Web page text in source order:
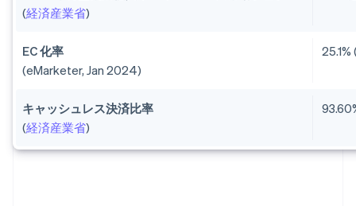
(経済産業省)
EC 化率
(eMarketer, Jan 2024)
キャッシュレス決済比率
(経済産業省)